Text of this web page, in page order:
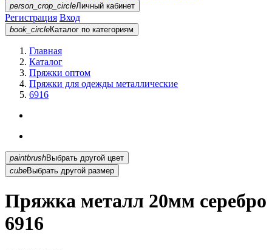
person_crop_circleЛичный кабинет
Регистрация Вход
book_circleКаталог по категориям
Главная
Каталог
Пряжки оптом
Пряжки для одежды металлические
6916
paintbrush
Выбрать другой цвет
cubeВыбрать другой размер
Пряжка металл 20мм серебро
6916